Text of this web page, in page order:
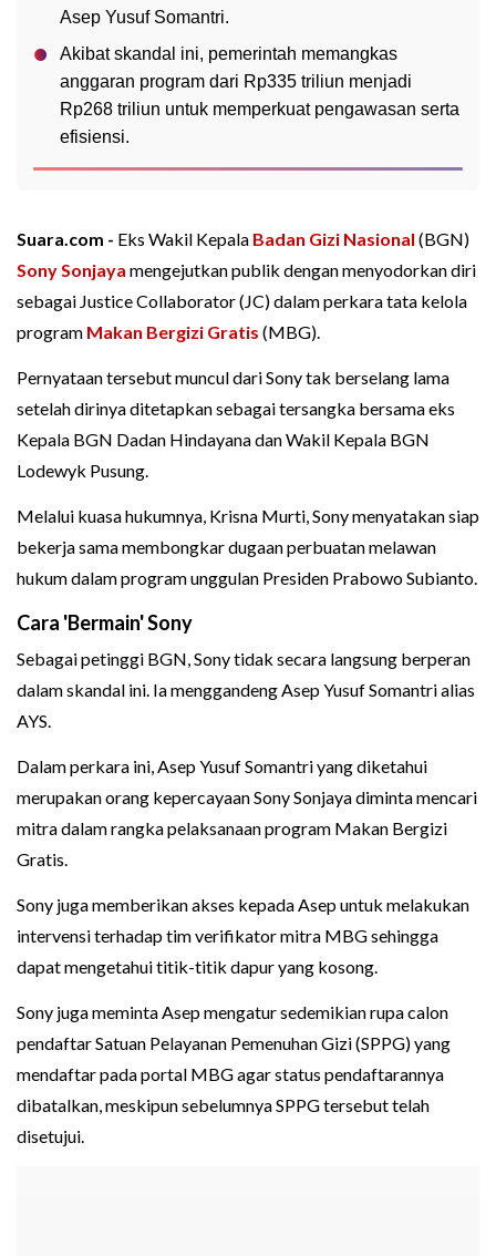
Asep Yusuf Somantri.
Akibat skandal ini, pemerintah memangkas
anggaran program dari Rp335 triliun menjadi
Rp268 triliun untuk memperkuat pengawasan serta
efisiensi.
Suara.com - Eks Wakil Kepala Badan Gizi Nasional (BGN)
Sony Sonjaya mengejutkan publik dengan menyodorkan diri
sebagai Justice Collaborator (JC) dalam perkara tata kelola
program Makan Bergizi Gratis (MBG).
Pernyataan tersebut muncul dari Sony tak berselang lama
setelah dirinya ditetapkan sebagai tersangka bersama eks
Kepala BGN Dadan Hindayana dan Wakil Kepala BGN
Lodewyk Pusung.
Melalui kuasa hukumnya, Krisna Murti, Sony menyatakan siap
bekerja sama membongkar dugaan perbuatan melawan
hukum dalam program unggulan Presiden Prabowo Subianto.
Cara 'Bermain' Sony
Sebagai petinggi BGN, Sony tidak secara langsung berperan
dalam skandal ini. Ia menggandeng Asep Yusuf Somantri alias
AYS.
Dalam perkara ini, Asep Yusuf Somantri yang diketahui
merupakan orang kepercayaan Sony Sonjaya diminta mencari
mitra dalam rangka pelaksanaan program Makan Bergizi
Gratis.
Sony juga memberikan akses kepada Asep untuk melakukan
intervensi terhadap tim verifikator mitra MBG sehingga
dapat mengetahui titik-titik dapur yang kosong.
Sony juga meminta Asep mengatur sedemikian rupa calon
pendaftar Satuan Pelayanan Pemenuhan Gizi (SPPG) yang
mendaftar pada portal MBG agar status pendaftarannya
dibatalkan, meskipun sebelumnya SPPG tersebut telah
disetujui.